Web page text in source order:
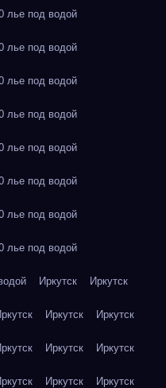
под водой
под водой
под водой
под водой
под водой
под водой
под водой
под водой
Иркутск Иркутск
Иркутск Иркутск
Иркутск Иркутск
Иркутск Иркутск